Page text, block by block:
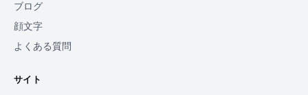
ブログ
顔文字
よくある質問
サイト